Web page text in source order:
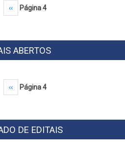
Página anterior
‹‹ Página 4
ABERTOS
Página anterior
‹‹ Página 4
DE EDITAIS